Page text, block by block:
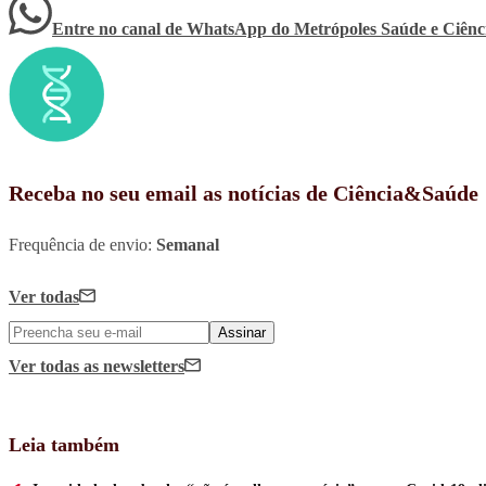
Entre no canal de WhatsApp do Metrópoles Saúde e
Receba no seu email as notícias de Ciência&Saúde
Frequência de envio: Semanal
Ver todas
Assinar
Ver todas as newsletters
Leia também